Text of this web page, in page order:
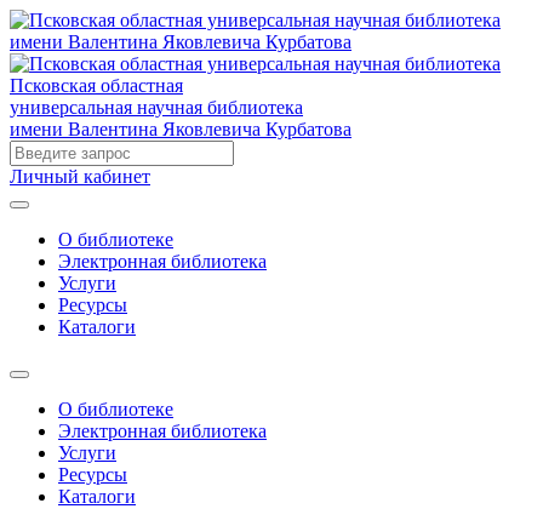
Псковская областная
универсальная научная библиотека
имени Валентина Яковлевича Курбатова
Личный кабинет
О библиотеке
Электронная библиотека
Услуги
Ресурсы
Каталоги
О библиотеке
Электронная библиотека
Услуги
Ресурсы
Каталоги